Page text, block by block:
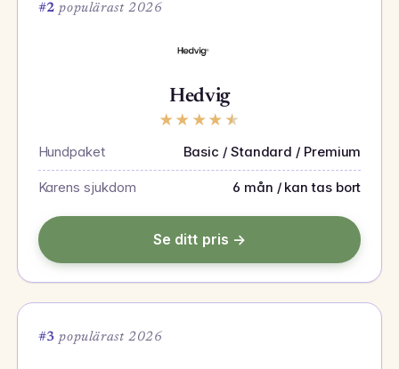
#2 populärast 2026
Hedvig
★ ★ ★ ★ ★
Hundpaket Basic / Standard / Premium
Karens sjukdom 6 mån / kan tas bort
Se ditt pris →
#3 populärast 2026